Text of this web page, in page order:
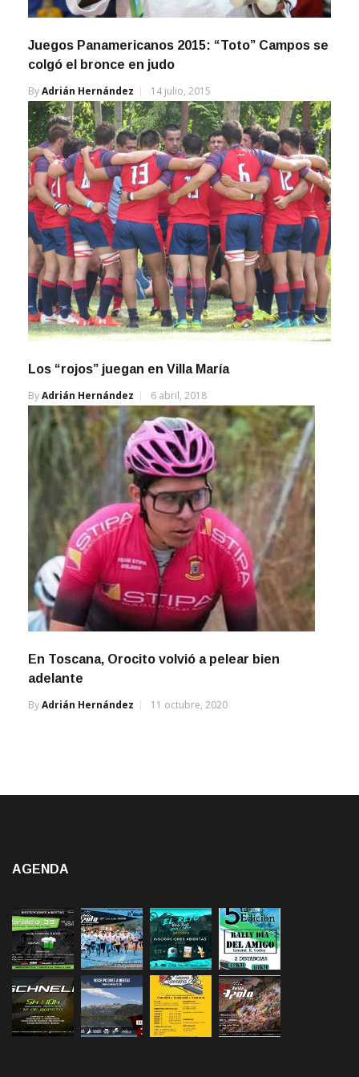
Juegos Panamericanos 2015: “Toto” Campos se
colgó el bronce en judo
ByAdrián Hernández 14 julio, 2015
Los “rojos” juegan en Villa María
ByAdrián Hernández 6 abril, 2018
En Toscana, Orocito volvió a pelear bien
adelante
ByAdrián Hernández 11 octubre, 2020
AGENDA